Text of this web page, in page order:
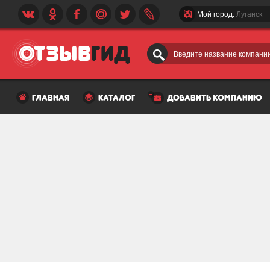
Введите название
Мой город: Луганск
главная каталог добавить компанию